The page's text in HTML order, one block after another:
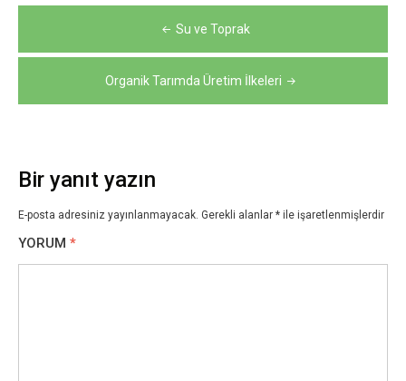
gezinmesi
Su ve Toprak
Organik Tarımda Üretim İlkeleri
Bir yanıt yazın
E-posta adresiniz yayınlanmayacak. Gerekli alanlar * ile işaretlenmişlerdir
YORUM *